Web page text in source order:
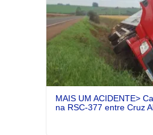
MAIS UM ACIDENTE>
na RSC-377 entre Cruz